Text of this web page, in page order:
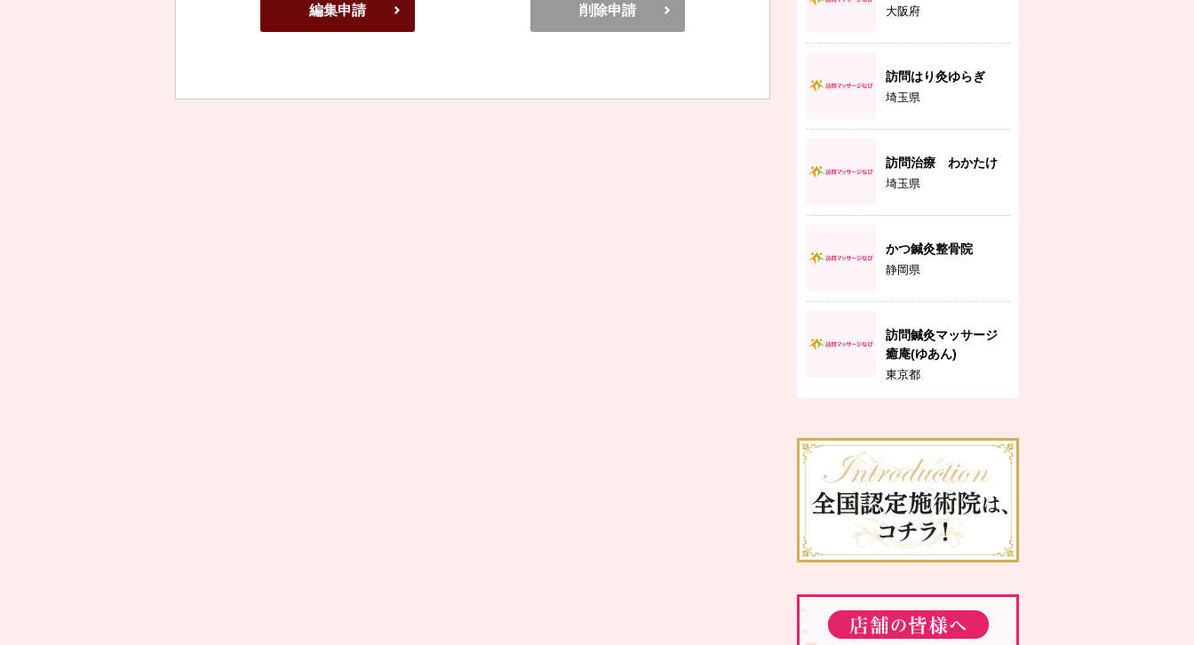
編集申請 削除申請 大阪府
訪問はり灸ゆらぎ
埼玉県
訪問治療 わかたけ
埼玉県
かつ鍼灸整骨院
静岡県
訪問鍼灸マッサージ
癒庵(ゆあん)
東京都